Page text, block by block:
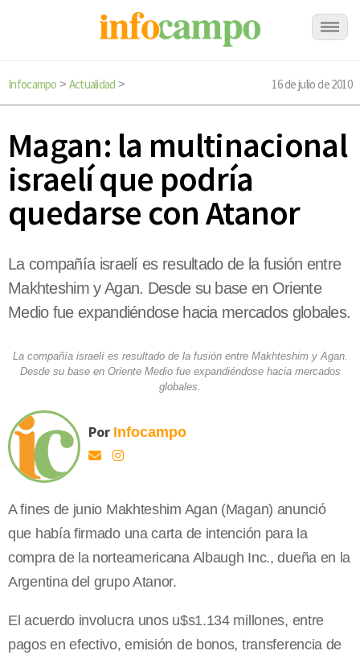
Infocampo > Actualidad > 16 de julio de 2010
Magan: la multinacional
israelí que podría
quedarse con Atanor
La compañía israelí es resultado de la fusión entre
Makhteshim y Agan. Desde su base en Oriente
Medio fue expandiéndose hacia mercados globales.
La compañía israelí es resultado de la fusión entre Makhteshim y Agan.
Desde su base en Oriente Medio fue expandiéndose hacia mercados
globales.
Por Infocampo
A fines de junio Makhteshim Agan (Magan) anunció
que había firmado una carta de intención para la
compra de la norteamericana Albaugh Inc., dueña en la
Argentina del grupo Atanor.
El acuerdo involucra unos u$s1.134 millones, entre
pagos en efectivo, emisión de bonos, transferencia de